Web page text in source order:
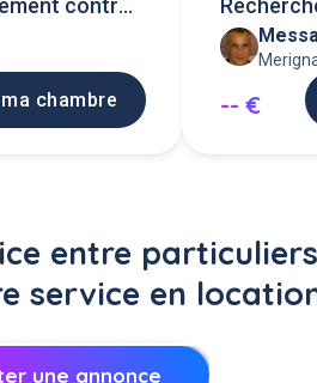
contre
chambre
services
-- €
entre
service en
une annonce